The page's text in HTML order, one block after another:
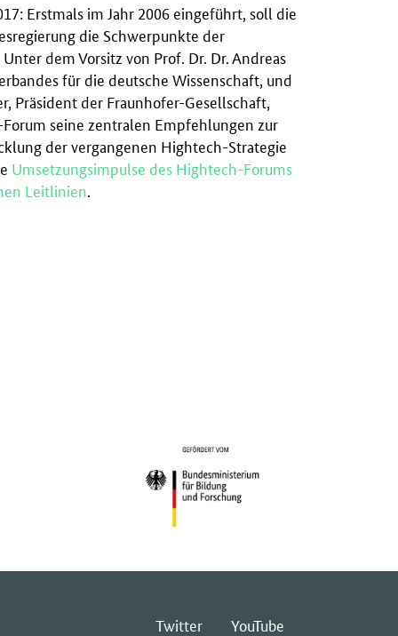
Erstmals im Jahr 2006 eingeführt, soll die
die Schwerpunkte der
dem Vorsitz von Prof. Dr. Dr. Andreas
für die deutsche Wissenschaft, und
Präsident der Fraunhofer-Gesellschaft,
seine zentralen Empfehlungen zur
der vergangenen Hightech-Strategie
Umsetzungsimpulse des Hightech-Forums
Leitlinien.
Twitter YouTube